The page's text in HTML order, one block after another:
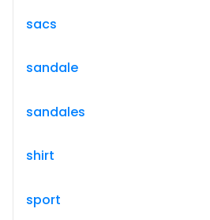
sacs
sandale
sandales
shirt
sport